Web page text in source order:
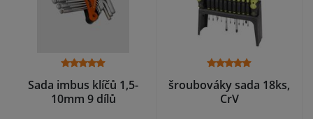
Sada imbus klíčů 1,5-
10mm 9 dílů
šroubováky sada 18ks,
CrV